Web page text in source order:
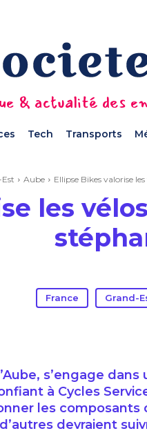
& actualité des
Tech Transports
Aube Ellipse Bikes valorise
les
France Grand-
s’engage dans
à Cycles
les composants
devraient